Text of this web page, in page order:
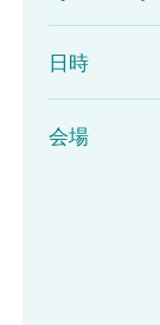
日時
会場